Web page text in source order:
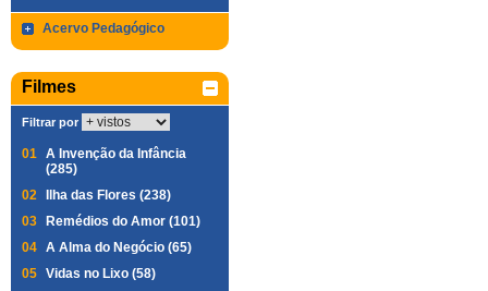
Acervo Pedagógico
Filmes
Filtrar por
01 A Invenção da Infância
(285)
02
Ilha das Flores (238)
03
Remédios do Amor (101)
04 A Alma do Negócio (65)
05 Vidas no Lixo (58)